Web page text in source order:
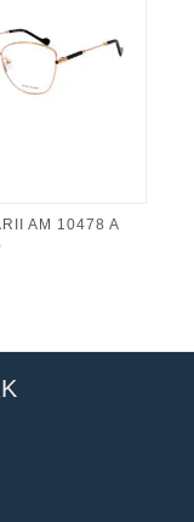
AM 10478 A